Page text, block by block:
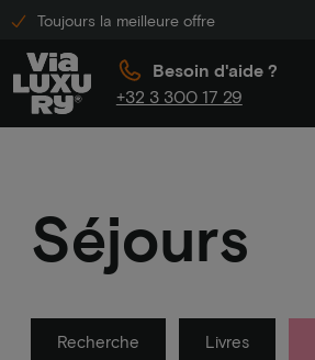
Toujours la meilleure offre
Besoin d'aide ?
+32 3 300 17 29
Séjours
Recherche Livres